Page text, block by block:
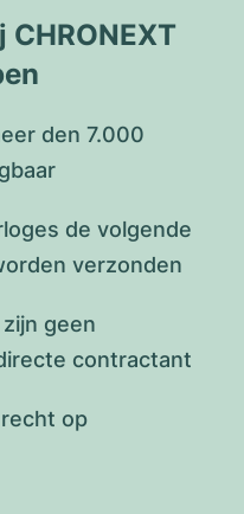
den 7.000
de volgende
verzonden
geen
contractant
op